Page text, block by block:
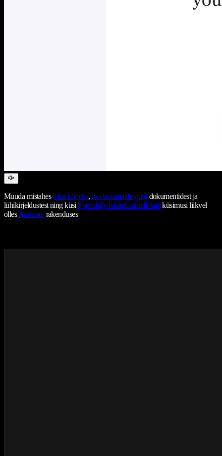
Muuda mistahestekst kõneks, loo taskuhäälinguiddokumentidest ja
lühikirjeldustest ning küsi Speechify häältehisintellektiltküsimusi liikvel
ollesAndroidirakenduses